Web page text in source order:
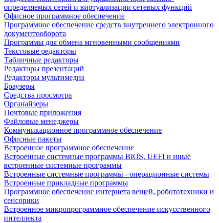
определяемых сетей и виртуализации сетевых функций
Офисное программное обеспечение
Программное обеспечение средств внутреннего электронного
документооборота
Программы для обмена мгновенными сообщениями
Текстовые редакторы
Табличные редакторы
Редакторы презентаций
Редакторы мультимедиа
Браузеры
Средства просмотра
Органайзеры
Почтовые приложения
Файловые менеджеры
Коммуникационное программное обеспечение
Офисные пакеты
Встроенное программное обеспечение
Встроенные системные программы BIOS, UEFI и иные
встроенные системные программы
Встроенные системные программы - операционные системы
Встроенные прикладные программы
Программное обеспечение интернета вещей, робототехники и
сенсорики
Встроенное микропрограммное обеспечение искусственного
интеллекта